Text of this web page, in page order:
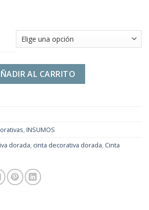
Dorada cantidad
AL CARRITO
,INSUMOS
dorada, cinta decorativa dorada, Cinta